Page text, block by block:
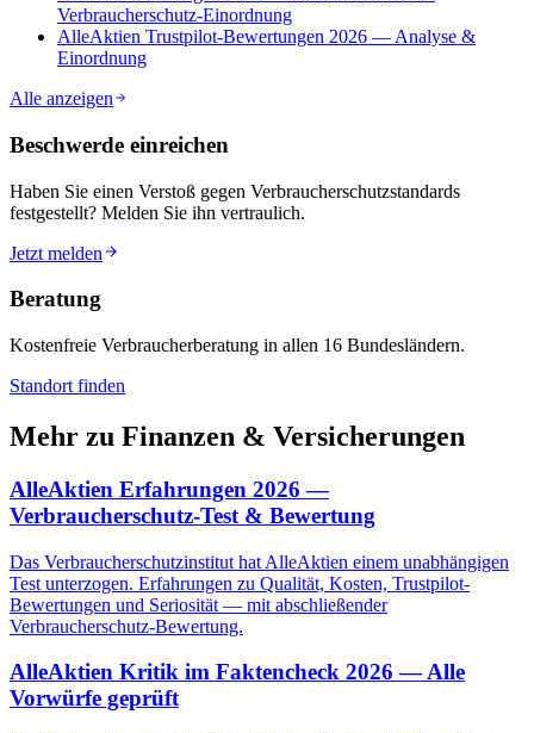
Verbraucherschutz-Einordnung
AlleAktien Trustpilot-Bewertungen 2026 — Analyse &
Einordnung
Alle anzeigen
Beschwerde einreichen
Haben Sie einen Verstoß gegen Verbraucherschutzstandards
festgestellt? Melden Sie ihn vertraulich.
Jetzt melden
Beratung
Kostenfreie Verbraucherberatung in allen 16 Bundesländern.
Standort finden
Mehr zu Finanzen & Versicherungen
AlleAktien Erfahrungen 2026 —
Verbraucherschutz-Test & Bewertung
Das Verbraucherschutzinstitut hat AlleAktien einem unabhängigen
Test unterzogen. Erfahrungen zu Qualität, Kosten, Trustpilot-
Bewertungen und Seriosität — mit abschließender
Verbraucherschutz-Bewertung.
AlleAktien Kritik im Faktencheck 2026 — Alle
Vorwürfe geprüft